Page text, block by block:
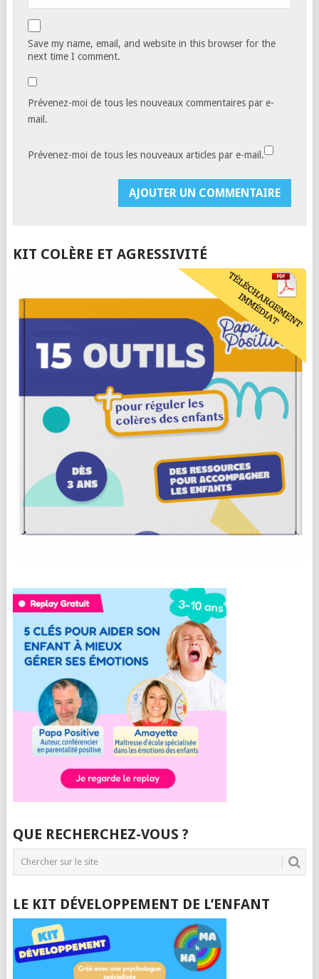
Save my name, email, and website in this browser for the
next time I comment.
Prévenez-moi de tous les nouveaux commentaires par e-
mail.
Prévenez-moi de tous les nouveaux articles par e-mail.
KIT COLÈRE ET AGRESSIVITÉ
QUE RECHERCHEZ-VOUS ?
LE KIT DÉVELOPPEMENT DE L’ENFANT